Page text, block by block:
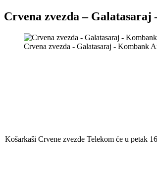
Crvena zvezda – Galatasaraj
Crvena zvezda - Galatasaraj - Kombank
Košarkaši Crvene zvezde Telekom će u petak